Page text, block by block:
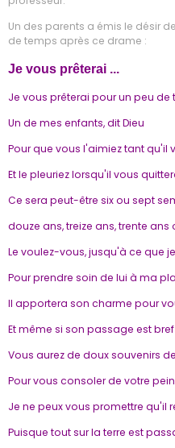
Un des parents a émis le désir
de temps après ce drame :
Je vous prêterai ...
Je vous prêterai pour un peu de
Un de mes enfants, dit Dieu
Pour que vous l'aimiez tant qu'il
Et le pleuriez lorsqu'il vous
Ce sera peut-être six ou sept
douze ans, treize ans, trente ans
Le voulez-vous, jusqu'à ce que
Pour prendre soin de lui à ma
Il apportera son charme pour
Et même si son passage est bref
Vous aurez de doux souvenirs
Pour vous consoler de votre
Je ne peux vous promettre qu'il
Puisque tout sur la terre est